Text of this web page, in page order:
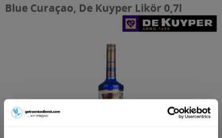
Blue Curaçao, De Kuyper Likör 0,7l